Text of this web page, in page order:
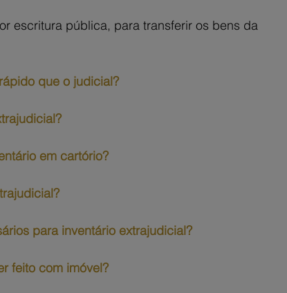
escritura pública, para transferir os bens da
que o judicial?
em cartório?
para inventário extrajudicial?
feito com imóvel?